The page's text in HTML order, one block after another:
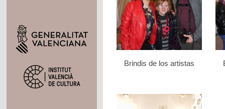
Brindis de los artistas